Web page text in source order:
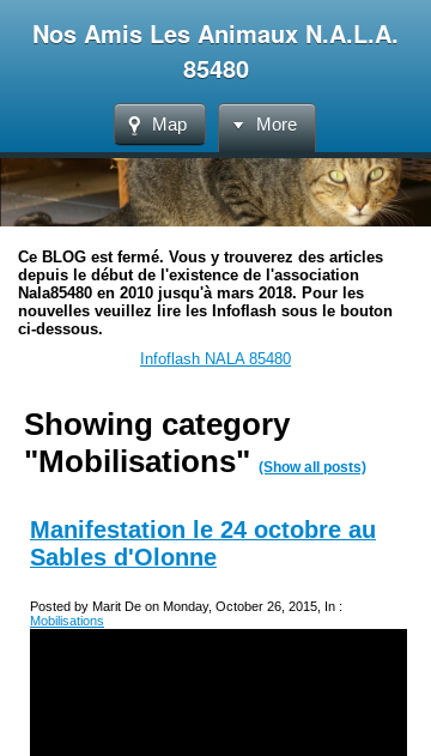
Nos Amis Les Animaux N.A.L.A.
85480
Map More
Ce BLOG est fermé. Vous y trouverez des articles
depuis le début de l'existence de l'association
Nala85480 en 2010 jusqu'à mars 2018. Pour les
nouvelles veuillez lire les Infoflash sous le bouton
ci-dessous.
Infoflash NALA 85480
Showing category
"Mobilisations" (Show all posts)
Manifestation le 24 octobre au
Sables d'Olonne
Posted by Marit De on Monday, October 26, 2015, In :
Mobilisations